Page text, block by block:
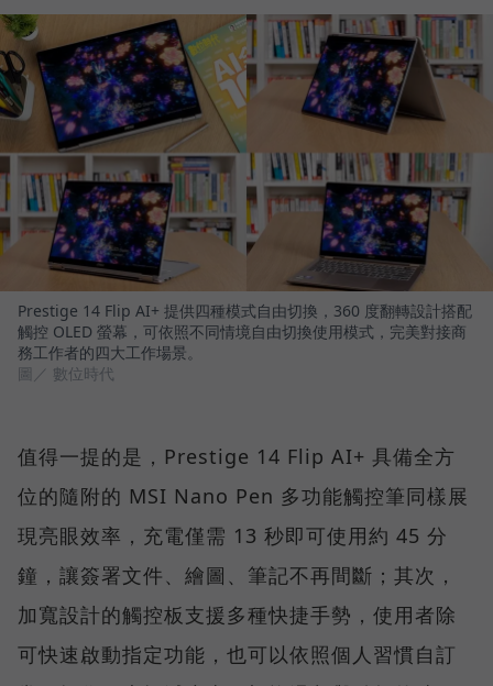
Prestige 14 Flip AI+ 提供四種模式自由切換，360 度翻轉設計搭配
觸控 OLED 螢幕，可依照不同情境自由切換使用模式，完美對接商
務工作者的四大工作場景。
圖／ 數位時代
值得一提的是，Prestige 14 Flip AI+ 具備全方
位的隨附的 MSI Nano Pen 多功能觸控筆同樣展
現亮眼效率，充電僅需 13 秒即可使用約 45 分
鐘，讓簽署文件、繪圖、筆記不再間斷；其次，
加寬設計的觸控板支援多種快捷手勢，使用者除
可快速啟動指定功能，也可以依照個人習慣自訂